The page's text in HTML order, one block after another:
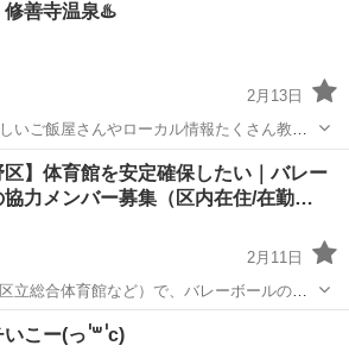
善寺温泉♨️
2月13日
いご飯屋さんやローカル情報たくさん教え
で行くので自由に動けます！！！
野駅 その他 ご飯
区】体育館を安定確保したい｜バレー
協力メンバー募集（区内在住/在勤…
2月11日
立総合体育館など）で、バレーボールの活
行うため、中野区の施設予約システムを使
考えています。 そのため、中野区内在住/在
その他
こー(っ ॑꒳ ॑c)